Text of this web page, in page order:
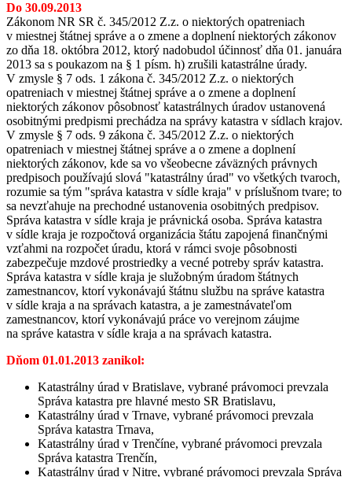
Do 30.09.2013
Zákonom NR SR č. 345/2012 Z.z. o niektorých opatreniach
v miestnej štátnej správe a o zmene a doplnení niektorých zákonov
zo dňa 18. októbra 2012, ktorý nadobudol účinnosť dňa 01. januára
2013 sa s poukazom na § 1 písm. h) zrušili katastrálne úrady.
V zmysle § 7 ods. 1 zákona č. 345/2012 Z.z. o niektorých
opatreniach v miestnej štátnej správe a o zmene a doplnení
niektorých zákonov pôsobnosť katastrálnych úradov ustanovená
osobitnými predpismi prechádza na správy katastra v sídlach krajov.
V zmysle § 7 ods. 9 zákona č. 345/2012 Z.z. o niektorých
opatreniach v miestnej štátnej správe a o zmene a doplnení
niektorých zákonov, kde sa vo všeobecne záväzných právnych
predpisoch používajú slová "katastrálny úrad" vo všetkých tvaroch,
rozumie sa tým "správa katastra v sídle kraja" v príslušnom tvare; to
sa nevzťahuje na prechodné ustanovenia osobitných predpisov.
Správa katastra v sídle kraja je právnická osoba. Správa katastra
v sídle kraja je rozpočtová organizácia štátu zapojená finančnými
vzťahmi na rozpočet úradu, ktorá v rámci svoje pôsobnosti
zabezpečuje mzdové prostriedky a vecné potreby správ katastra.
Správa katastra v sídle kraja je služobným úradom štátnych
zamestnancov, ktorí vykonávajú štátnu službu na správe katastra
v sídle kraja a na správach katastra, a je zamestnávateľom
zamestnancov, ktorí vykonávajú práce vo verejnom záujme
na správe katastra v sídle kraja a na správach katastra.
Dňom 01.01.2013 zanikol:
Katastrálny úrad v Bratislave, vybrané právomoci prevzala
Správa katastra pre hlavné mesto SR Bratislavu,
Katastrálny úrad v Trnave, vybrané právomoci prevzala
Správa katastra Trnava,
Katastrálny úrad v Trenčíne, vybrané právomoci prevzala
Správa katastra Trenčín,
Katastrálny úrad v Nitre, vybrané právomoci prevzala Správa